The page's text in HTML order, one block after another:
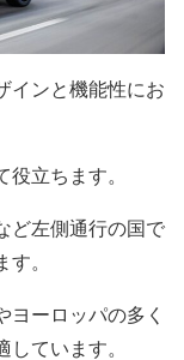
インと機能性にお
立ちます。
ど左側通行の国で
。
ヨーロッパの多く
ています。